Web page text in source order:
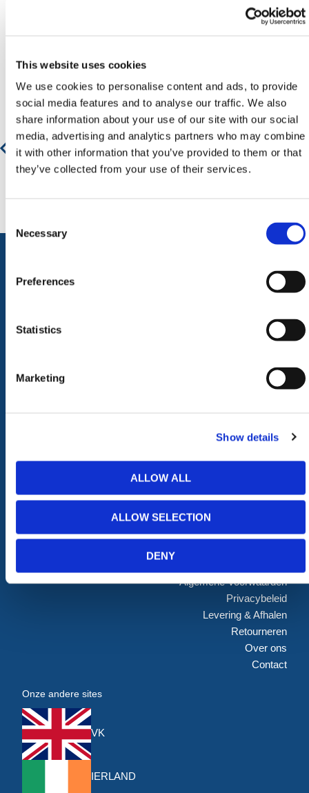
This website uses cookies
We use cookies to personalise content and ads, to provide
social media features and to analyse our traffic. We also
share information about your use of our site with our social
media, advertising and analytics partners who may combine
it with other information that you’ve provided to them or that
they’ve collected from your use of their services.
Selection
Necessary
Preferences
Statistics
Marketing
Show details
ALLOW ALL
ALLOW SELECTION
DENY
Aanbevolen producten
Bouwhek Anti-Climb
€ 34,10 € 41,26
Verkeer en Veiligheid
Grondbescherming &
Afval en absorptiemateriaal
Mijn account
Algemene Voorwaarden
Privacybeleid
Levering & Afhalen
Retourneren
Over ons
Contact
Onze andere sites
VK
IERLAND